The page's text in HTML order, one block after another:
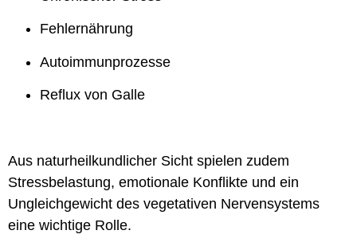
Fehlernährung
Autoimmunprozesse
Reflux von Galle
Aus naturheilkundlicher Sicht spielen zudem
Stressbelastung, emotionale Konflikte und ein
Ungleichgewicht des vegetativen Nervensystems
eine wichtige Rolle.